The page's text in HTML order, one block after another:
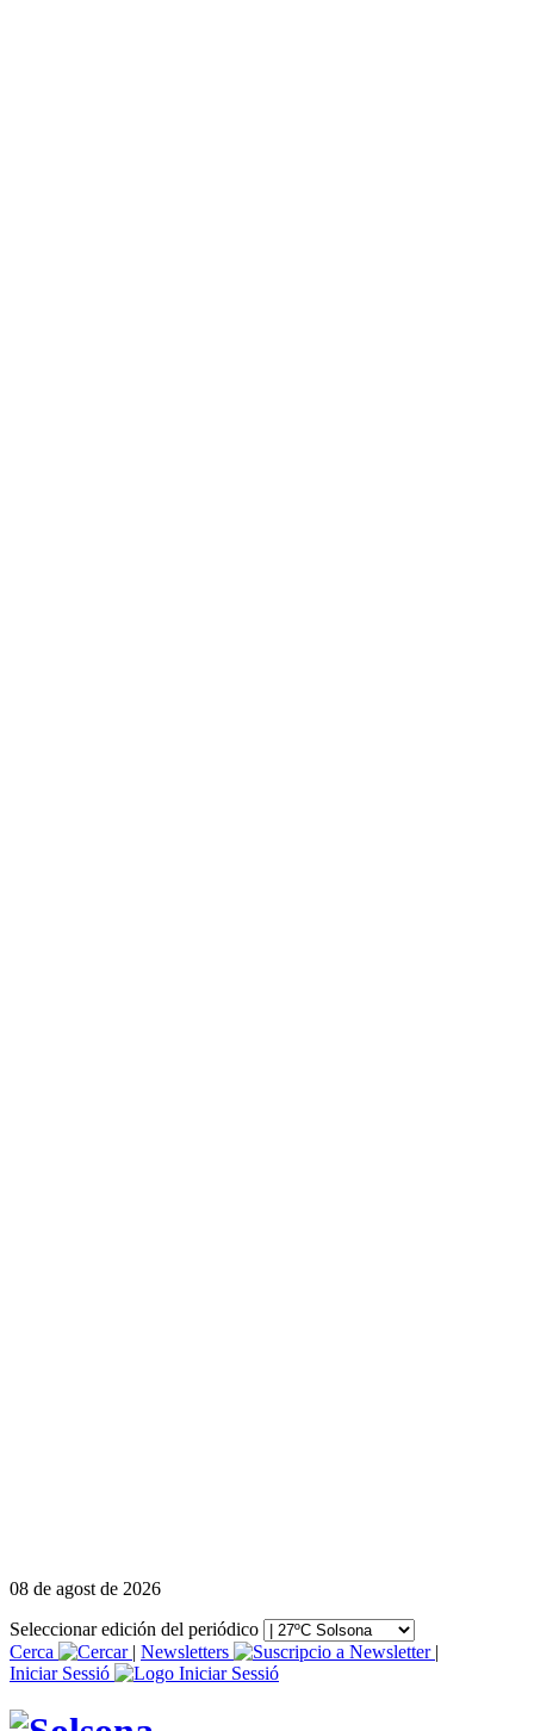
08 de agost de 2026
Seleccionar edición del periódico
Cerca
| Newsletters
|
Iniciar Sessió